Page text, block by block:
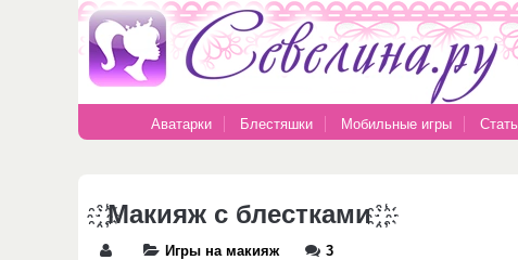
Аватарки Блестяшки Мобильные игры
҈ ҉Макияж с блестками ҈ ҉
Игры на макияж 3